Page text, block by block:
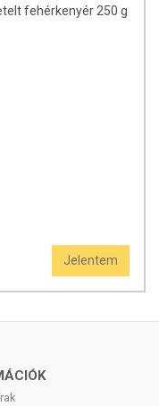
fehérkenyér 250 g
Jelentem